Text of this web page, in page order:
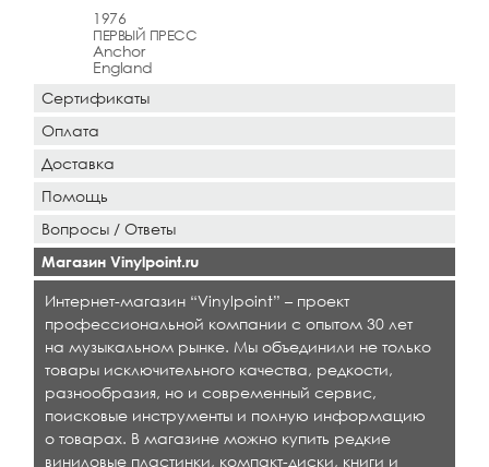
1976
ПЕРВЫЙ ПРЕСС
Anchor
England
Сертификаты
Оплата
Доставка
Помощь
Вопросы / Ответы
Магазин Vinylpoint.ru
Интернет-магазин “Vinylpoint” – проект
профессиональной компании с опытом 30 лет
на музыкальном рынке. Мы объединили не только
товары исключительного качества, редкости,
разнообразия, но и современный сервис,
поисковые инструменты и полную информацию
о товарах. В магазине можно купить редкие
виниловые пластинки, компакт-диски, книги и